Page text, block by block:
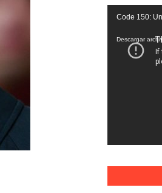
Reproductor
vídeo
Code 150:
Descargar